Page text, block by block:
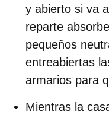
y abierto si va
reparte
pequeños
entreabiertas
armarios para
Mientras la